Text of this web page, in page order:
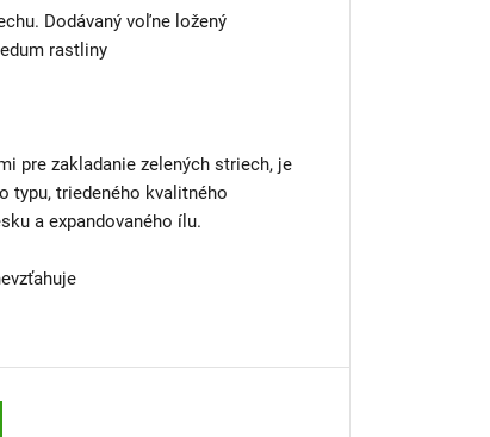
Dodávaný voľne ložený
rastliny
pre zakladanie zelených striech, je
kvalitného
a expandovaného ílu.